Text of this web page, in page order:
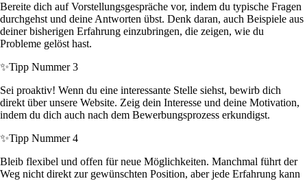
Bereite dich auf Vorstellungsgespräche vor, indem du typische Fragen
durchgehst und deine Antworten übst. Denk daran, auch Beispiele aus
deiner bisherigen Erfahrung einzubringen, die zeigen, wie du
Probleme gelöst hast.
✨Tipp Nummer 3
Sei proaktiv! Wenn du eine interessante Stelle siehst, bewirb dich
direkt über unsere Website. Zeig dein Interesse und deine Motivation,
indem du dich auch nach dem Bewerbungsprozess erkundigst.
✨Tipp Nummer 4
Bleib flexibel und offen für neue Möglichkeiten. Manchmal führt der
Weg nicht direkt zur gewünschten Position, aber jede Erfahrung kann